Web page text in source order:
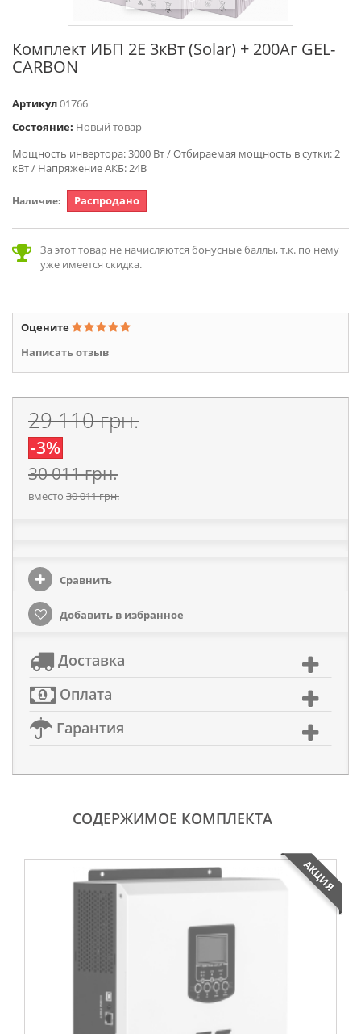
Комплект ИБП 2E 3кВт (Solar) + 200Аг GEL-
CARBON
Артикул01766
Состояние: Новый товар
Мощность инвертора: 3000 Вт / Отбираемая мощность в сутки: 2
кВт / Напряжение АКБ: 24В
Наличие: Распродано
За этот товар не начисляются бонусные баллы, т.к. по нему
уже имеется скидка.
Оцените
Написать отзыв
29 110 грн.
-3%
30 011 грн.
вместо 30 011 грн.
Сравнить
Добавить в избранное
Доставка
Оплата
Гарантия
СОДЕРЖИМОЕ КОМПЛЕКТА
АКЦИЯ